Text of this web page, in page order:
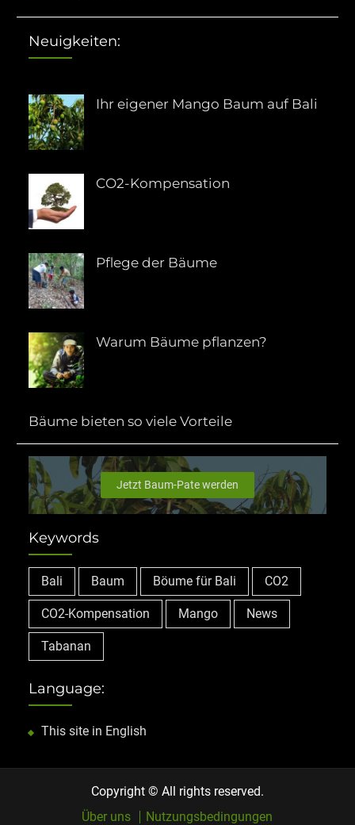
Neuigkeiten:
Ihr eigener Mango Baum auf Bali
CO2-Kompensation
Pflege der Bäume
Warum Bäume pflanzen?
Bäume bieten so viele Vorteile
Jetzt Baum-Pate werden
Keywords
Bali Baum Böume für Bali CO2
CO2-Kompensation Mango News
Tabanan
Language:
This site in English
Copyright © All rights reserved.
Über uns
Nutzungsbedingungen